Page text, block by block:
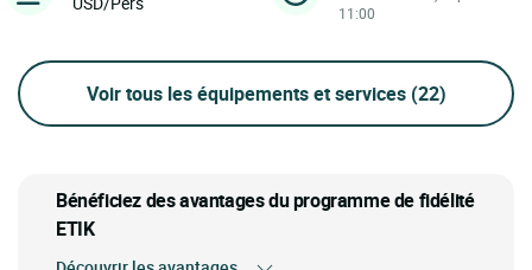
11:00
Voir tous les équipements et services (22)
Bénéficiez des avantages du programme de fidélité
ETIK